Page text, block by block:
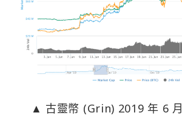
▲ 古靈幣 (Grin) 2019 年 6